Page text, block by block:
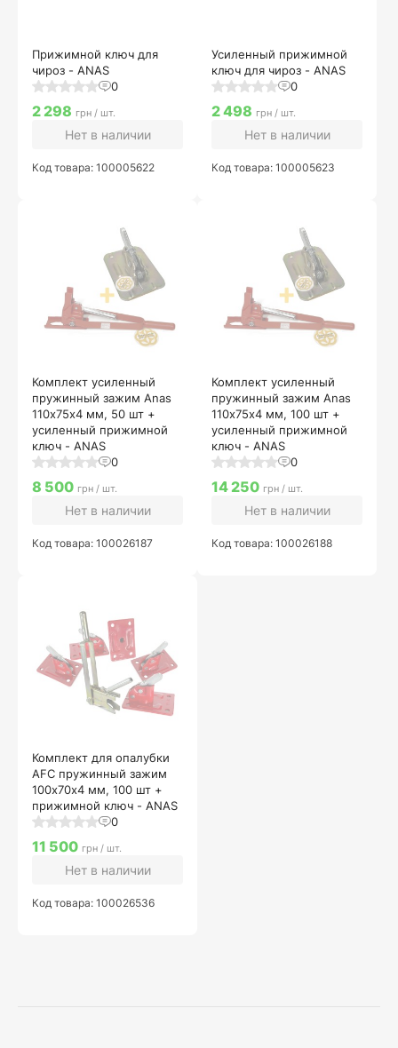
Прижимной ключ для
чироз - ANAS
0
2 298 грн / шт.
Нет в наличии
Код товара: 100005622
Усиленный прижимной
ключ для чироз - ANAS
0
2 498 грн / шт.
Нет в наличии
Код товара: 100005623
Комплект усиленный
пружинный зажим Anas
110х75х4 мм, 50 шт +
усиленный прижимной
ключ - ANAS
0
8 500 грн / шт.
Нет в наличии
Код товара: 100026187
Комплект усиленный
пружинный зажим Anas
110х75х4 мм, 100 шт +
усиленный прижимной
ключ - ANAS
0
14 250 грн / шт.
Нет в наличии
Код товара: 100026188
Комплект для опалубки
AFC пружинный зажим
100х70х4 мм, 100 шт +
прижимной ключ - ANAS
0
11 500 грн / шт.
Нет в наличии
Код товара: 100026536